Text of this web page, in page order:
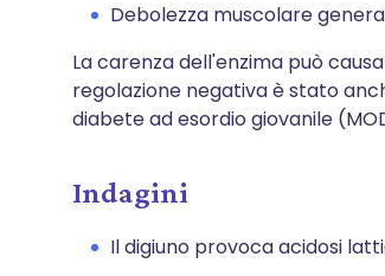
Debolezza muscolare
La carenza dell'enzima può
regolazione negativa è stato
diabete ad esordio giovanile
Indagini
Il digiuno provoca acidosi